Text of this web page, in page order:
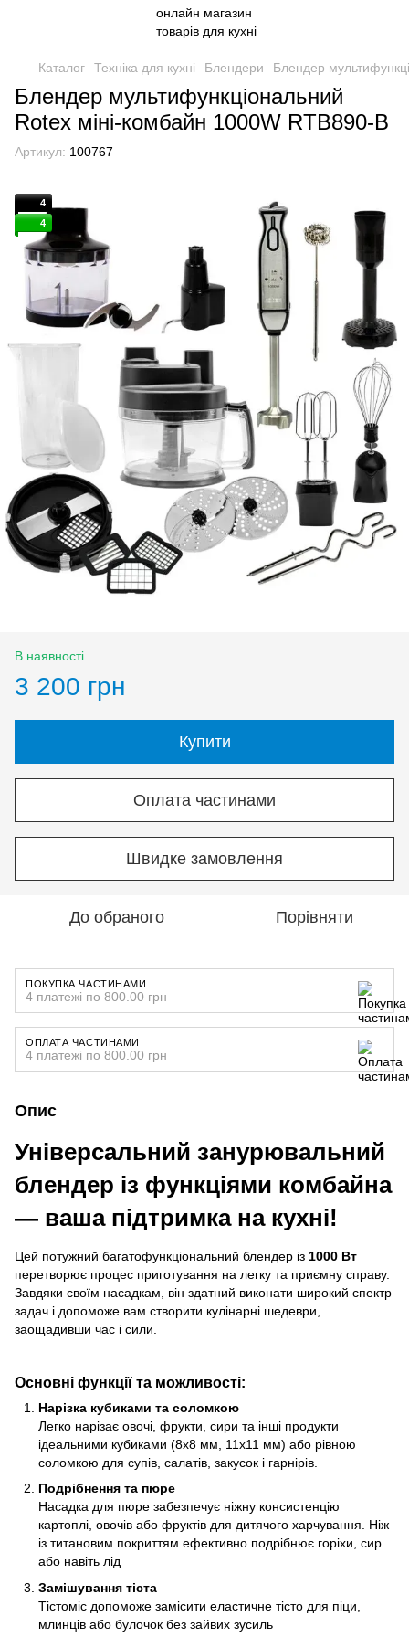
Каталог Техніка для кухні Блендери Блендер
Блендер мультифункціональний
Rotex міні-комбайн 1000W RTB890-B
Артикул: 100767
4
4
В наявності
3 200 грн
Купити
Оплата частинами
Швидке замовлення
До обраного Порівняти
ПОКУПКА ЧАСТИНАМИ
4 платежі по 800.00 грн
ОПЛАТА ЧАСТИНАМИ
4 платежі по 800.00 грн
Опис
Універсальний занурювальний
блендер із функціями комбайна
— ваша підтримка на кухні!
Цей потужний багатофункціональний блендер із 1000 Вт
перетворює процес приготування на легку та приємну справу.
Завдяки своїм насадкам, він здатний виконати широкий спектр
задач і допоможе вам створити кулінарні шедеври,
заощадивши час і сили.
Основні функції та можливості:
Нарізка кубиками та соломкою
Легко нарізає овочі, фрукти, сири та інші продукти
ідеальними кубиками (8x8 мм, 11x11 мм) або рівною
соломкою для супів, салатів, закусок і гарнірів.
Подрібнення та пюре
Насадка для пюре забезпечує ніжну консистенцію
картоплі, овочів або фруктів для дитячого харчування. Ніж
із титановим покриттям ефективно подрібнює горіхи, сир
або навіть лід
Замішування тіста
Тістоміс допоможе замісити еластичне тісто для піци,
млинців або булочок без зайвих зусиль